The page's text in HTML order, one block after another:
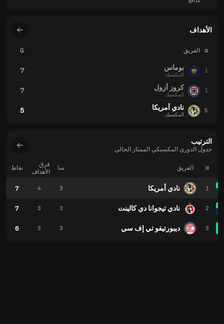
الأهداف
# الفريق G
1 بوماس
المكسيك 7
1 كروز أزول
المكسيك 7
5 نادي أمريكا
المكسيك 5
الترتيب
جدول الدوري المكسيكي الممتاز الحالي
# الفريق
1 نادي أمريكا
2 نادي تيجوانا دي كالينت
3 ديبورتيفو تي إف سي
سا
فرق
الأهداف
نقاط
3
4
7
3
3
7
3
3
6